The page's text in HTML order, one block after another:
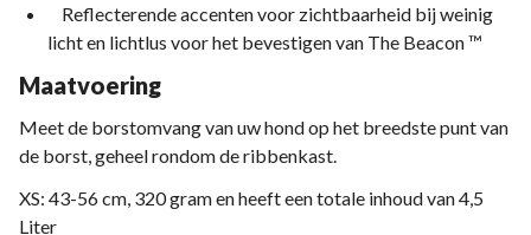
Reflecterende accenten voor zichtbaarheid bij weinig
licht en lichtlus voor het bevestigen van The Beacon ™
Maatvoering
Meet de borstomvang van uw hond op het breedste punt van
de borst, geheel rondom de ribbenkast.
XS: 43-56 cm, 320 gram en heeft een totale inhoud van 4,5
Liter